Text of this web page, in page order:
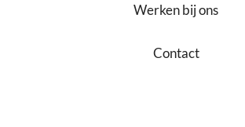
Werken bij ons
Contact